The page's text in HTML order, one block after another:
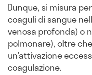
Dunque, si misura
coaguli di sangue
venosa profonda) o
polmonare), oltre
un’attivazione
coagulazione.